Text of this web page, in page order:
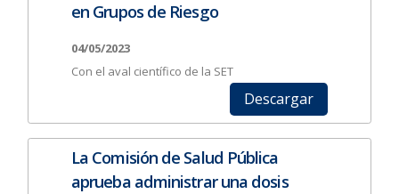
en Grupos de Riesgo
04/05/2023
Con el aval científico de la SET
Descargar
La Comisión de Salud Pública
aprueba administrar una dosis